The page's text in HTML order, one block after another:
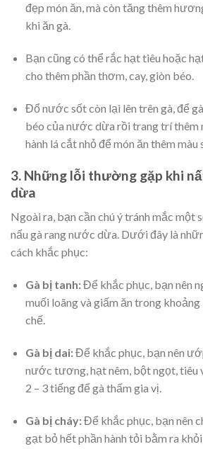
đẹp món ăn, mà còn tăng thêm
khi ăn gà.
Bạn cũng có thể rắc hạt tiêu hoặc
cho thêm phần thơm, cay, giòn béo.
Đổ nước sốt còn lại lên trên gà, để
béo của nước dừa rồi trang trí
hành lá cắt nhỏ để món ăn thêm màu
3. Những lỗi thường gặp khi
dừa
Ngoài ra, bạn cần chú ý tránh mắc một
nấu gà rang nước dừa. Dưới đây là
cách khắc phục:
Gà bị tanh:Để khắc phục, bạn nên
muối loãng và giấm ăn trong
chế.
Gà bị dai:Để khắc phục, bạn nên
nước tương, hạt nêm, bột ngọt, tiêu
2 – 3 tiếng để gà thấm gia vị.
Gà bị cháy:Để khắc phục, bạn nên
gạt bỏ hết phần hành tỏi bằm ra